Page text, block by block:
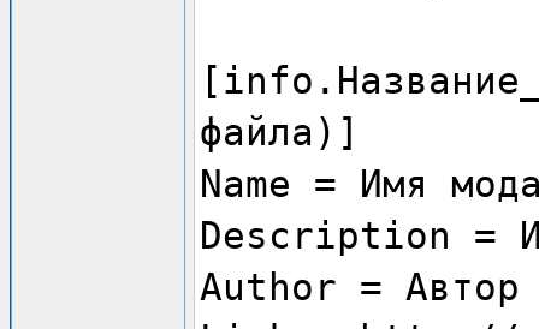
файла)]
Name = Имя
Description =
Author = Автор